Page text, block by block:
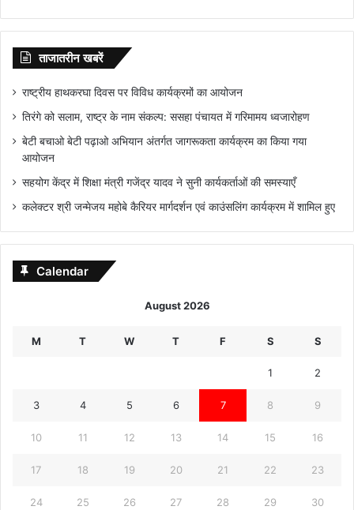
ताजातरीन खबरें
राष्ट्रीय हाथकरघा दिवस पर विविध कार्यक्रमों का आयोजन
तिरंगे को सलाम, राष्ट्र के नाम संकल्प: ससहा पंचायत में गरिमामय ध्वजारोहण
बेटी बचाओ बेटी पढ़ाओ अभियान अंतर्गत जागरूकता कार्यक्रम का किया गया
आयोजन
सहयोग केंद्र में शिक्षा मंत्री गजेंद्र यादव ने सुनी कार्यकर्ताओं की समस्याएँ
कलेक्टर श्री जन्मेजय महोबे कैरियर मार्गदर्शन एवं काउंसलिंग कार्यक्रम में शामिल हुए
Calendar
August 2026
M T W T F S S
1 2
3 4 5 6 7 8 9
10 11 12 13 14 15 16
17 18 19 20 21 22 23
24 25 26 27 28 29 30